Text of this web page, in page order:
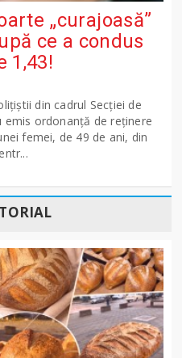
„curajoasă”
ce a condus
1,43!
din cadrul Secției de
emis ordonanță de reținere
femei, de 49 de ani, din